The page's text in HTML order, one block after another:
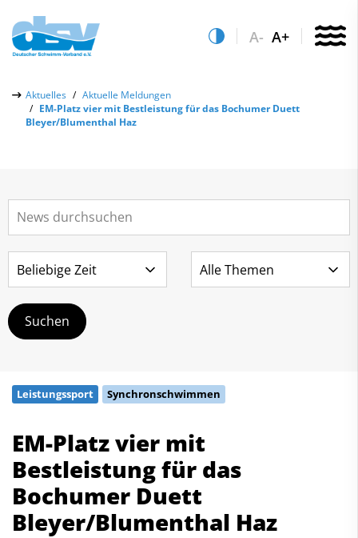
A- A+
Aktuelles
Aktuelle Meldungen
EM-Platz vier mit Bestleistung für das Bochumer Duett
Bleyer/Blumenthal Haz
Leistungssport Synchronschwimmen
EM-Platz vier mit
Bestleistung für das
Bochumer Duett
Bleyer/Blumenthal Haz
Über uns
Aktuelles
Leistungs- & Wettkampfsport
Schwimmen lernen
Sportentwicklung
Service
Vereinsfinder
Lizenzwesen
Zentrale Hinweisstelle
Anti-Doping
Recht auf sicheren Schwimmsport
Abteilungen
Freiwasserschwimmen
Wasserball
Synchronschwimmen
Masterssport
Kontakt